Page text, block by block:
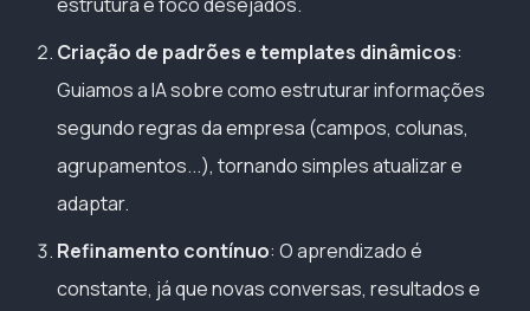
Criação de padrões e templates dinâmicos:
Guiamos a IA sobre como estruturar informações
segundo regras da empresa (campos, colunas,
agrupamentos...), tornando simples atualizar e
adaptar.
Refinamento contínuo: O aprendizado é
constante, já que novas conversas, resultados e